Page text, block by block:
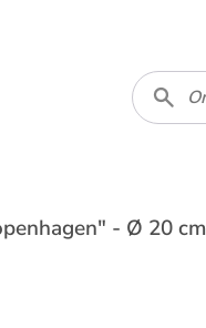
- Ø 20 cm